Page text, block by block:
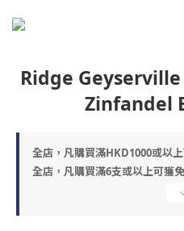
Ridge
Zinfandel
全店，凡購買滿HKD1000或以
全店，凡購買滿6支或以上可獲